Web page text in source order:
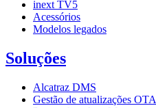
inext TV5
Acessórios
Modelos legados
Soluções
Alcatraz DMS
Gestão de atualizações OTA